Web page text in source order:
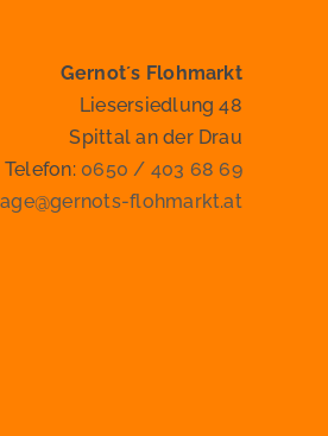
Gernot´s Flohmarkt
Liesersiedlung 48
Spittal an der Drau
Telefon: 0650 / 403 68 69
flohmarkt.at